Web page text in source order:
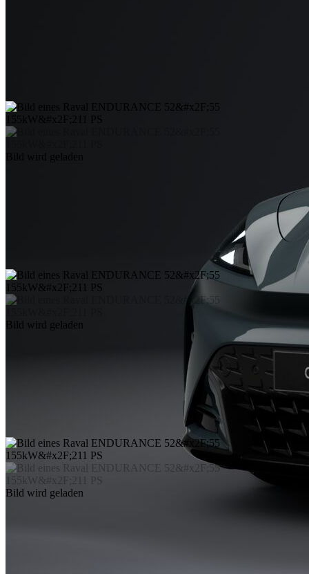
Bild wird geladen
Bild wird geladen